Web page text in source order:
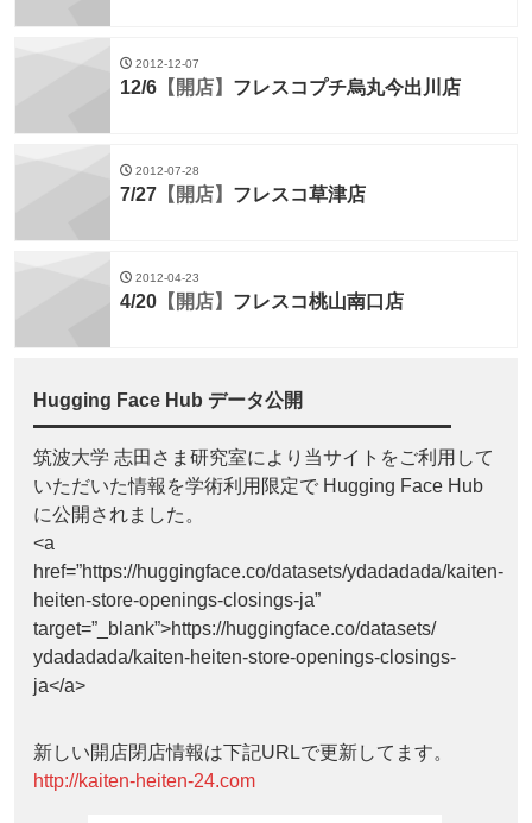
2012-12-07
12/6 【開店】 フレスコプチ烏丸今出川店
2012-07-28
7/27 【開店】 フレスコ草津店
2012-04-23
4/20 【開店】 フレスコ桃山南口店
Hugging Face Hub データ公開
筑波大学 志田さま研究室により当サイトをご利用して
いただいた情報を学術利用限定で Hugging Face Hub
に公開されました。
<a
href=”https://huggingface.co/datasets/ydadadada/kaiten-
heiten-store-openings-closings-ja”
target=”_blank”>https://huggingface.co/datasets/
ydadadada/kaiten-heiten-store-openings-closings-
ja</a>
新しい開店閉店情報は下記URLで更新してます。
http://kaiten-heiten-24.com